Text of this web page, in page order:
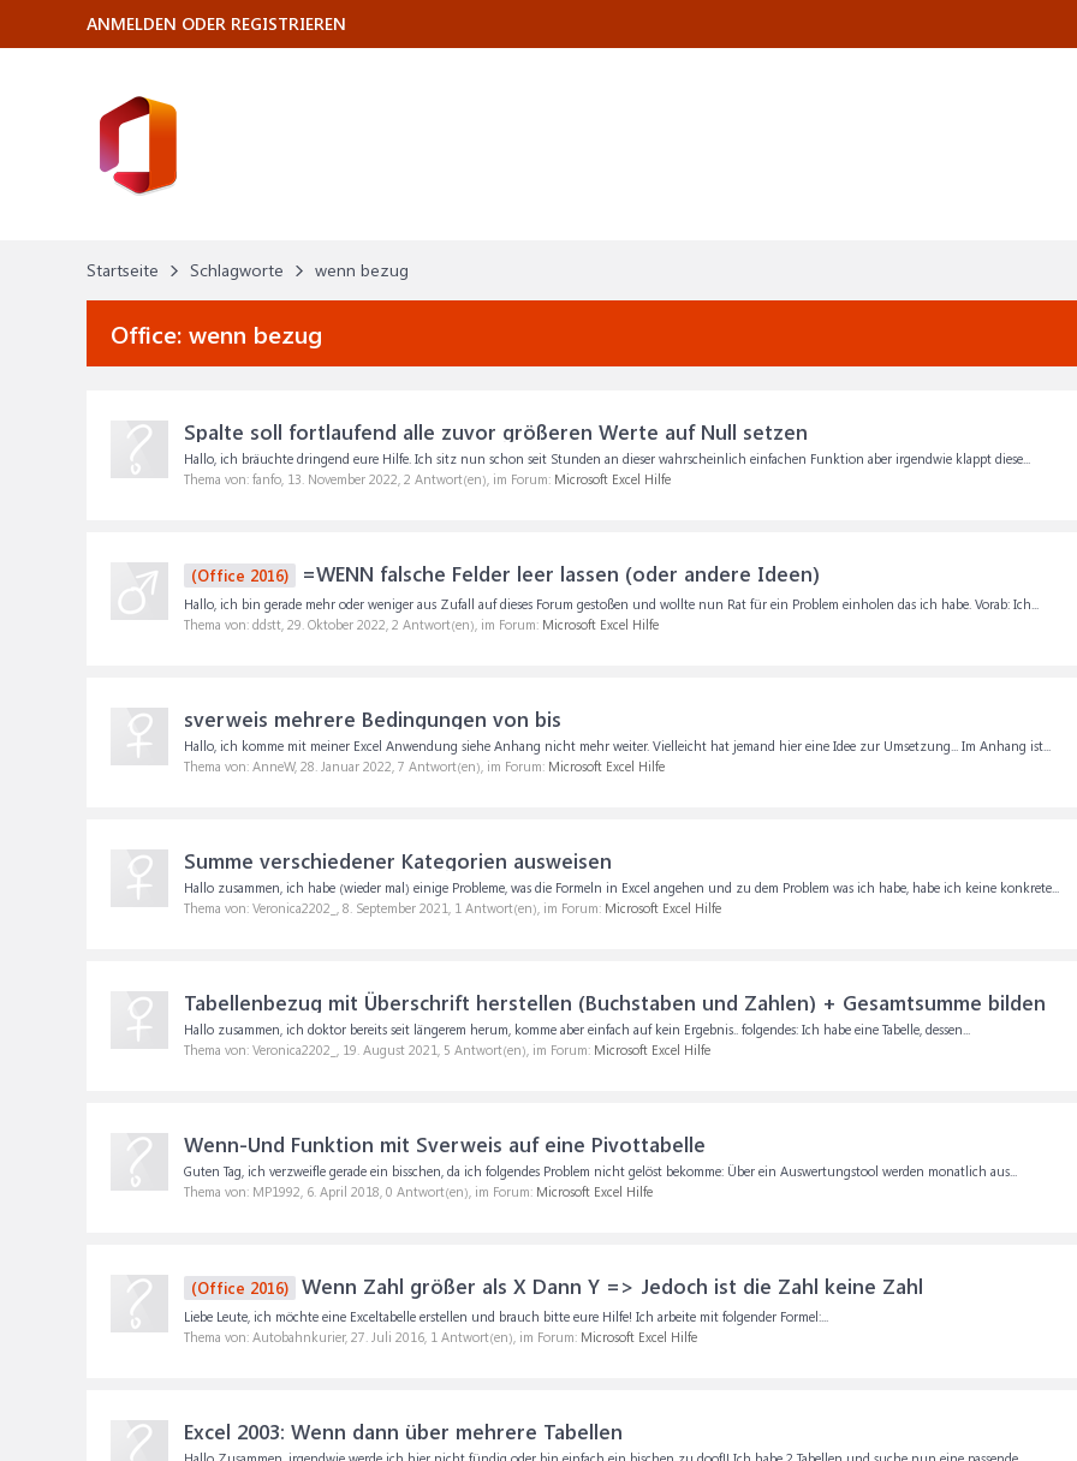
Startseite Schlagworte wenn bezug
Office: wenn bezug
Spalte soll fortlaufend alle zuvor größeren Werte auf Null setzen
Hallo, ich bräuchte dringend eure Hilfe. Ich sitz nun schon seit Stunden an dieser wahrscheinlich einfachen Funktion aber irgendwie klappt diese...
Thema von: fanfo, 13. November 2022, 2 Antwort(en), im Forum: Microsoft Excel Hilfe
(Office 2016) =WENN falsche Felder leer lassen (oder andere Ideen)
Hallo, ich bin gerade mehr oder weniger aus Zufall auf dieses Forum gestoßen und wollte nun Rat für ein Problem einholen das ich habe. Vorab: Ich...
Thema von: ddstt, 29. Oktober 2022, 2 Antwort(en), im Forum: Microsoft Excel Hilfe
sverweis mehrere Bedingungen von bis
Hallo, ich komme mit meiner Excel Anwendung siehe Anhang nicht mehr weiter. Vielleicht hat jemand hier eine Idee zur Umsetzung... Im Anhang ist...
Thema von: AnneW, 28. Januar 2022, 7 Antwort(en), im Forum: Microsoft Excel Hilfe
Summe verschiedener Kategorien ausweisen
Hallo zusammen, ich habe (wieder mal) einige Probleme, was die Formeln in Excel angehen und zu dem Problem was ich habe, habe ich keine konkrete...
Thema von: Veronica2202_, 8. September 2021, 1 Antwort(en), im Forum: Microsoft Excel Hilfe
Tabellenbezug mit Überschrift herstellen (Buchstaben und Zahlen) + Gesamtsumme bilden
Hallo zusammen, ich doktor bereits seit längerem herum, komme aber einfach auf kein Ergebnis.. folgendes: Ich habe eine Tabelle, dessen...
Thema von: Veronica2202_, 19. August 2021, 5 Antwort(en), im Forum: Microsoft Excel Hilfe
Wenn-Und Funktion mit Sverweis auf eine Pivottabelle
Guten Tag, ich verzweifle gerade ein bisschen, da ich folgendes Problem nicht gelöst bekomme: Über ein Auswertungstool werden monatlich aus...
Thema von: MP1992, 6. April 2018, 0 Antwort(en), im Forum: Microsoft Excel Hilfe
(Office 2016) Wenn Zahl größer als X Dann Y => Jedoch ist die Zahl keine Zahl
Liebe Leute, ich möchte eine Exceltabelle erstellen und brauch bitte eure Hilfe! Ich arbeite mit folgender Formel:...
Thema von: Autobahnkurier, 27. Juli 2016, 1 Antwort(en), im Forum: Microsoft Excel Hilfe
Excel 2003: Wenn dann über mehrere Tabellen
ANMELDEN ODER REGISTRIEREN